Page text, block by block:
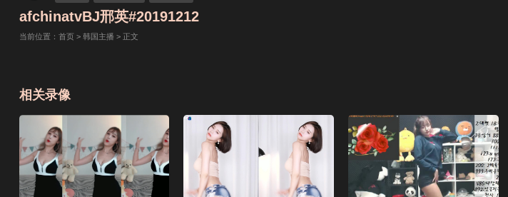
afchinatvBJ邢英#20191212
当前位置： 首页 > 韩国主播 > 正文
相关录像